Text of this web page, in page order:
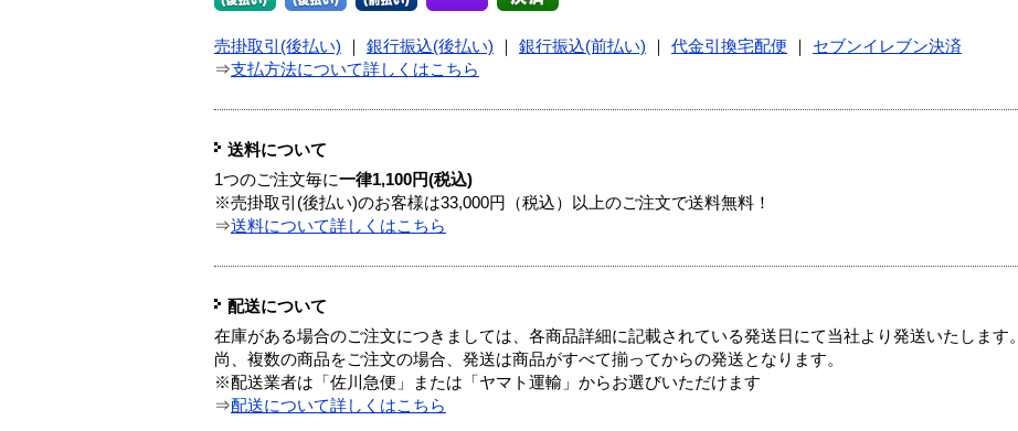
売掛取引(後払い) 銀行振込(後払い) 銀行振込(前払い) 代金引換宅配便
セブンイレブン決済
⇒支払方法について詳しくはこちら
送料について
1つのご注文毎に一律1,100円(税込)
※売掛取引(後払い)のお客様は33,000円（税込）以上のご注文で送料無料！
⇒送料について詳しくはこちら
配送について
在庫がある場合のご注文につきましては、各商品詳細に記載されている発送日にて当社より発送いたします。
尚、複数の商品をご注文の場合、発送は商品がすべて揃ってからの発送となります。
※配送業者は「佐川急便」または「ヤマト運輸」からお選びいただけます
⇒配送について詳しくはこちら